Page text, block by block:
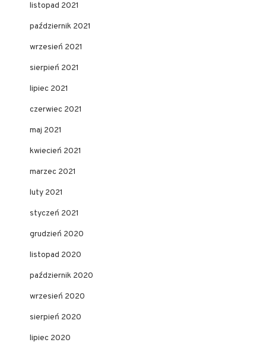
listopad 2021
październik 2021
wrzesień 2021
sierpień 2021
lipiec 2021
czerwiec 2021
maj 2021
kwiecień 2021
marzec 2021
luty 2021
styczeń 2021
grudzień 2020
listopad 2020
październik 2020
wrzesień 2020
sierpień 2020
lipiec 2020